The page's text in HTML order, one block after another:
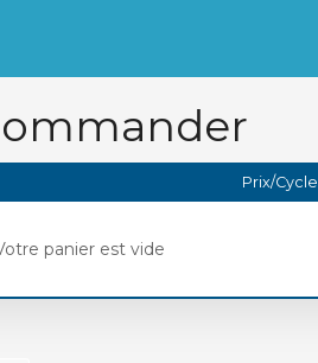
Prix/Cycle
panier est vide